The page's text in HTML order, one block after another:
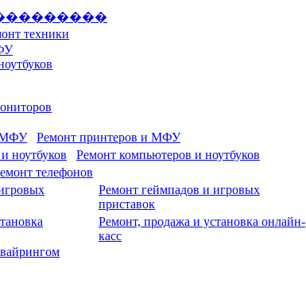
техники
Ремонт принтеров и МФУ
Ремонт компьютеров и ноутбуков
телефонов
Ремонт геймпадов и игровых
приставок
Ремонт, продажа и установка онлайн-
касс